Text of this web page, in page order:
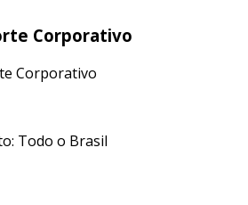
Corporativo
Todo o Brasil